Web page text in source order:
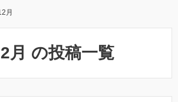
月
月 の投稿一覧